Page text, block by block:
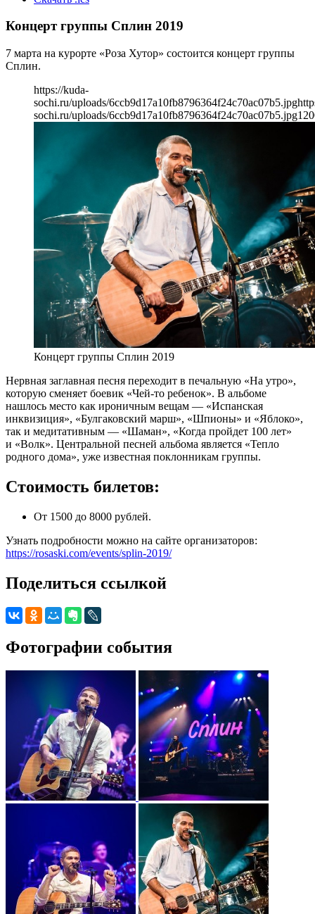
Концерт группы Сплин 2019
7 марта на курорте «Роза Хутор» состоится концерт группы
Сплин.
https://kuda-
sochi.ru/uploads/6ccb9d17a10fb8796364f24c70ac07b5.jpg
sochi.ru/uploads/6ccb9d17a10fb8796364f24c70ac07b5.jpg
Концерт группы Сплин 2019
Нервная заглавная песня переходит в печальную «На утро»,
которую сменяет боевик «Чей-то ребенок». В альбоме
нашлось место как ироничным вещам — «Испанская
инквизиция», «Булгаковский марш», «Шпионы» и «Яблоко»,
так и медитативным — «Шаман», «Когда пройдет 100 лет»
и «Волк». Центральной песней альбома является «Тепло
родного дома», уже известная поклонникам группы.
Стоимость билетов:
От 1500 до 8000 рублей.
Узнать подробности можно на сайте организаторов:
https://rosaski.com/events/splin-2019/
Поделиться ссылкой
Фотографии события